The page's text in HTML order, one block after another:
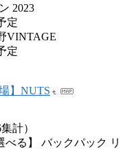
2023
定
VINTAGE
定
】NUTS
計）
べる】 バックパック リ